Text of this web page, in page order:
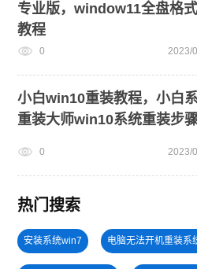
专业版，window11全盘格
教程
0 2023/
小白win10重装教程，小白
重装大师win10系统重装步
0 2023/
热门搜索
安装系统win7 电脑无法开机重装系